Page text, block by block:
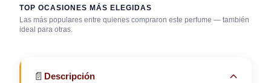
TOP OCASIONES MÁS ELEGIDAS
Las más populares entre quienes compraron este perfume — también
ideal para otras.
Bar / cocteles
📄 Descripción